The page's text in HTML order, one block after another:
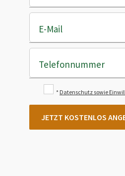
E-Mail
Telefonnummer
* Datenschutz sowie
JETZT KOSTENLOS